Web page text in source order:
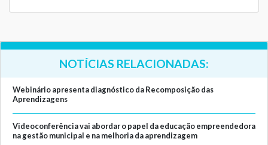
NOTÍCIAS RELACIONADAS:
Webinário apresenta diagnóstico da Recomposição das
Aprendizagens
Videoconferência vai abordar o papel da educação empreendedora
na gestão municipal e na melhoria da aprendizagem